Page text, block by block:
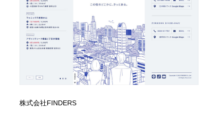
株式会社FINDERS